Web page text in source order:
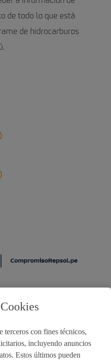
de todo lo que está
de hidrocarburos
frecuentes
remediación
terceros con fines técnicos,
incluyendo anuncios
Estos últimos pueden